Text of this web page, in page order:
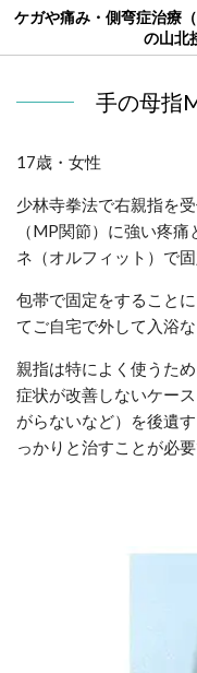
ケガや痛み・側弯症治療
の山北
手の母指
17歳・女性
少林寺拳法で右親指を
（MP関節）に強い疼
ネ（オルフィット）で固
包帯で固定をすること
てご自宅で外して入浴
親指は特によく使うた
症状が改善しないケー
がらないなど）を後遺
っかりと治すことが必要